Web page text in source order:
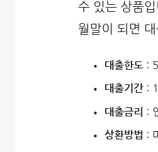
수 있는 상품
월말이 되면
대출한도 :
대출기간: 1
대출금리 :
상환방법 :